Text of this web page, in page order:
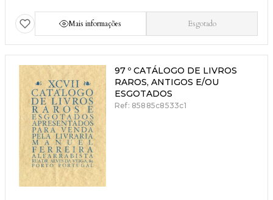
Mais informações Esgotado
97 º CATÁLOGO DE LIVROS
RAROS, ANTIGOS E/OU
ESGOTADOS
Ref: 85885c8533c1